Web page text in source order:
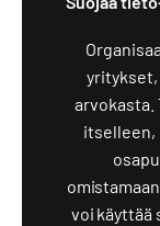
arvokasta.
itselleen,
voi käyttää